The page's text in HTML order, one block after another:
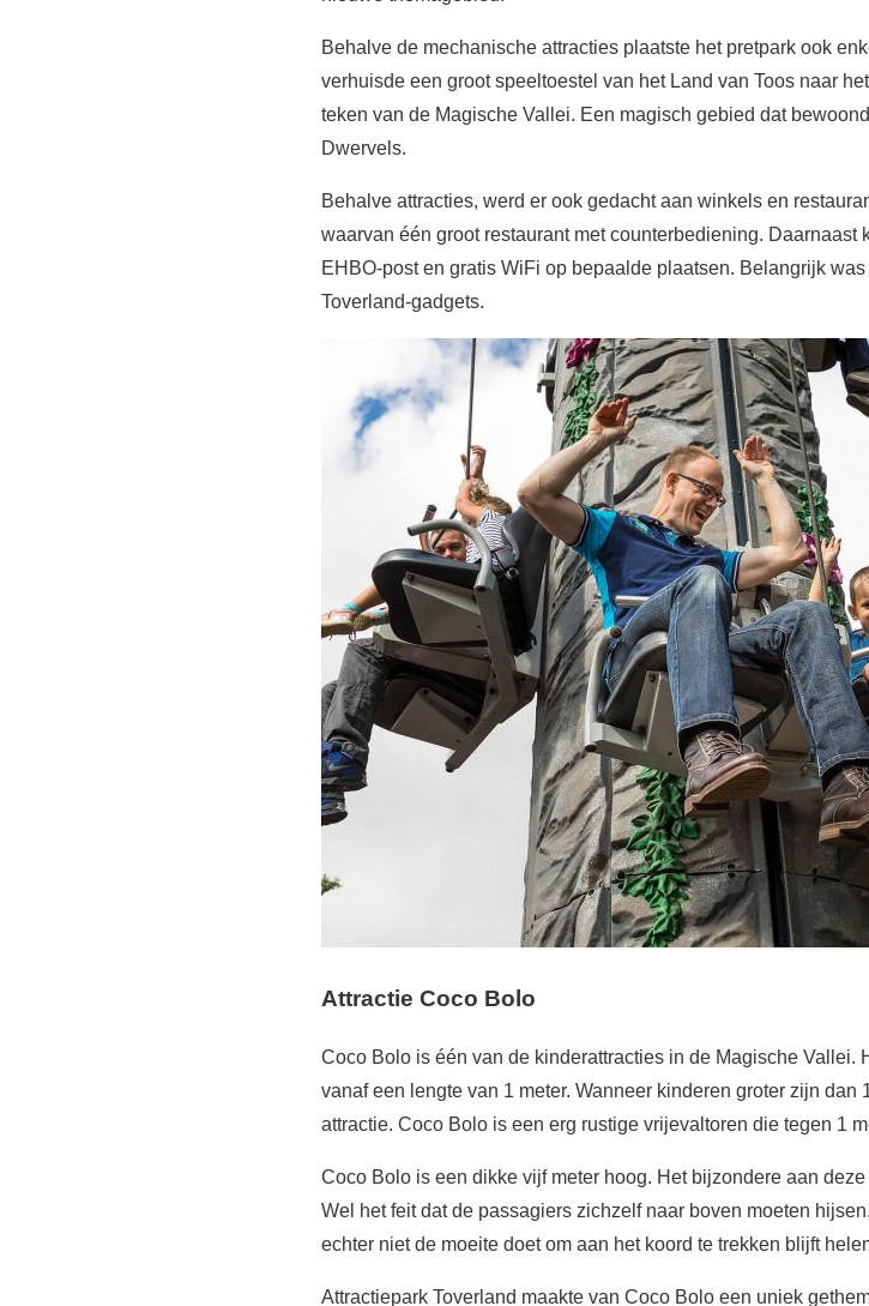
Behalve de mechanische attracties plaatste het pretpark ook
verhuisde een groot speeltoestel van het Land van Toos naar
teken van de Magische Vallei. Een magisch gebied dat
Dwervels.
Behalve attracties, werd er ook gedacht aan winkels en
waarvan één groot restaurant met counterbediening.
EHBO-post en gratis WiFi op bepaalde plaatsen. Belangrijk
Toverland-gadgets.
Attractie Coco Bolo
Coco Bolo is één van de kinderattracties in de Magische Vallei.
vanaf een lengte van 1 meter. Wanneer kinderen groter zijn
attractie. Coco Bolo is een erg rustige vrijevaltoren die tegen 1
Coco Bolo is een dikke vijf meter hoog. Het bijzondere aan
Wel het feit dat de passagiers zichzelf naar boven moeten
echter niet de moeite doet om aan het koord te trekken blijft
Attractiepark Toverland maakte van Coco Bolo een uniek